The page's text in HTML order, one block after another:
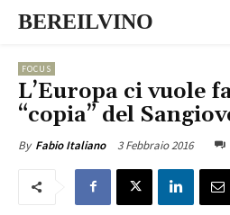
BEREILVINO
FOCUS
L’Europa ci vuole
“copia” del
By Fabio Italiano 3 Febbraio 2016